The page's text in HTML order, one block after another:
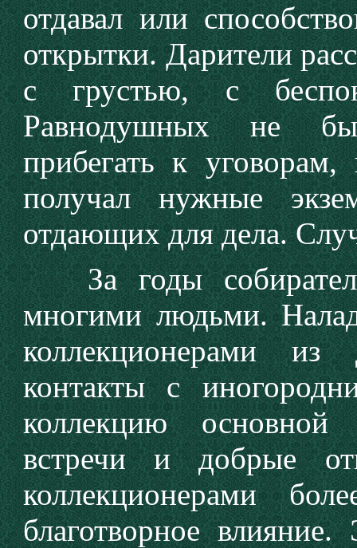
отдавал или
открытки. Дарители
с грустью, с
Равнодушных не
прибегать к
получал нужные
отдающих для дела.
За годы
многими людьми.
коллекционерами
контакты с
коллекцию
встречи и добрые
коллекционерами
благотворное